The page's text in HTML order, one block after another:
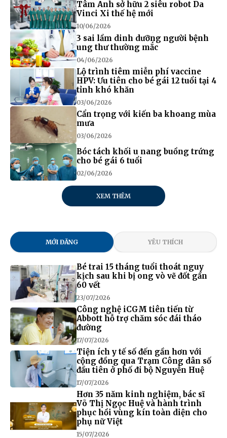
Tâm Anh sở hữu 2 siêu robot Da
Vinci Xi thế hệ mới
10/06/2026
3 sai lầm dinh dưỡng người bệnh
ung thư thường mắc
04/06/2026
Lộ trình tiêm miễn phí vaccine
HPV: Ưu tiên cho bé gái 12 tuổi tại 4
tỉnh khó khăn
03/06/2026
Cẩn trọng với kiến ba khoang mùa
mưa
03/06/2026
Bóc tách khối u nang buồng trứng
cho bé gái 6 tuổi
02/06/2026
XEM THÊM
MỚI ĐĂNG YÊU THÍCH
Bé trai 15 tháng tuổi thoát nguy
kịch sau khi bị ong vò vẽ đốt gần
60 vết
23/07/2026
Công nghệ iCGM tiên tiến từ
Abbott hỗ trợ chăm sóc đái tháo
đường
17/07/2026
Tiện ích y tế số đến gần hơn với
cộng đồng qua Trạm Công dân số
đầu tiên ở phố đi bộ Nguyễn Huệ
17/07/2026
Hơn 35 năm kinh nghiệm, bác sĩ
Võ Thị Ngọc Huệ và hành trình
phục hồi vùng kín toàn diện cho
phụ nữ Việt
15/07/2026